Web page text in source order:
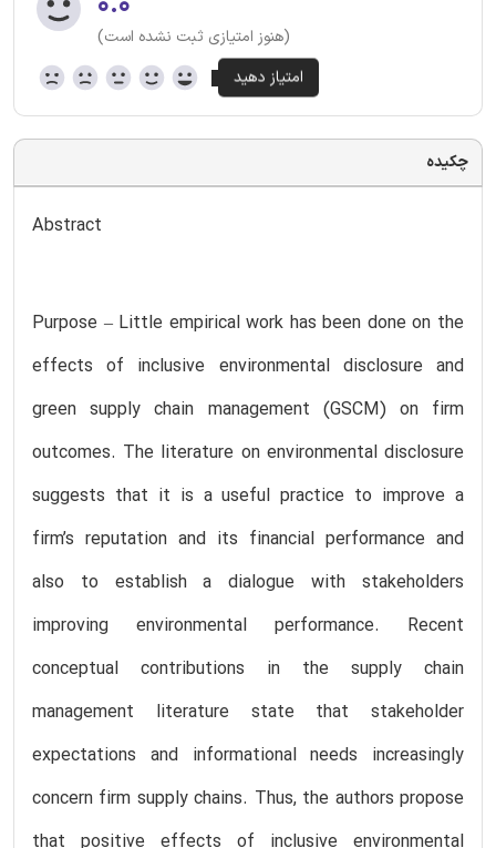
(هنوز امتیازی ثبت نشده است)
چکیده
Abstract
Purpose – Little empirical work has been done on the
effects of inclusive environmental disclosure and
green supply chain management (GSCM) on firm
outcomes. The literature on environmental disclosure
suggests that it is a useful practice to improve a
firm’s reputation and its financial performance and
also to establish a dialogue with stakeholders
improving environmental performance. Recent
conceptual contributions in the supply chain
management literature state that stakeholder
expectations and informational needs increasingly
concern firm supply chains. Thus, the authors propose
that positive effects of inclusive environmental